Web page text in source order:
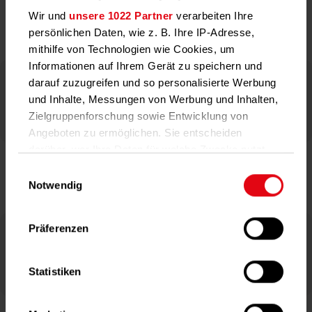
Wir und unsere 1022 Partner verarbeiten Ihre
persönlichen Daten, wie z. B. Ihre IP-Adresse,
mithilfe von Technologien wie Cookies, um
Informationen auf Ihrem Gerät zu speichern und
darauf zuzugreifen und so personalisierte Werbung
und Inhalte, Messungen von Werbung und Inhalten,
Zielgruppenforschung sowie Entwicklung von
Angeboten zu ermöglichen. Sie entscheiden
Cookie-Erklärung oder durch Klicken auf das
Privacy Trigger Symbol ändern oder widerrufen
Wenn Sie es erlauben, würden wir auch gerne:
erfassen, welche bis auf einige Meter genau
Ihr Gerät durch aktives Scannen nach
Notwendig
Präferenzen
Statistiken
Techem Messtechnik GmbH
Allgemeine Geschäftsbedingungen
PDF 197 KB
Techem Wassertechnik GmbH
Allgemeine Geschäftsbedingungen